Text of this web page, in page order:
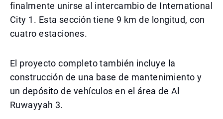
finalmente unirse al intercambio de International
City 1. Esta sección tiene 9 km de longitud, con
cuatro estaciones.
El proyecto completo también incluye la
construcción de una base de mantenimiento y
un depósito de vehículos en el área de Al
Ruwayyah 3.